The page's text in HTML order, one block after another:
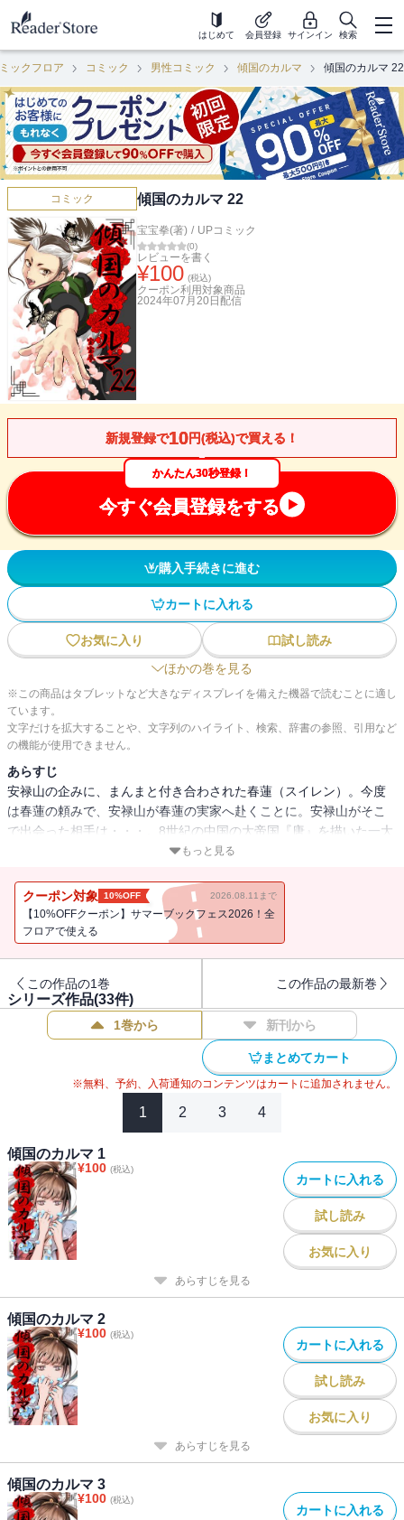
はじめて 会員登録 サインイン 検索
ックフロア コミック 男性コミック 傾国のカルマ 傾国のカルマ 22
コミック 傾国のカルマ 22
宝宝拳(著) / UPコミック
(0)
レビューを書く
¥100 (税込)
クーポン利用対象商品
2024年07月20日 配信
新規登録で10円(税込)で買える！
かんたん30秒登録！
今すぐ会員登録をする
購入手続きに進む
カートに入れる
お気に入り
試し読み
ほかの巻を見る
※この商品はタブレットなど大きなディスプレイを備えた機器で読むことに適し
ています。
文字だけを拡大することや、文字列のハイライト、検索、辞書の参照、引用など
の機能が使用できません。
あらすじ
安禄山の企みに、まんまと付き合わされた春蓮（スイレン）。今度
は春蓮の頼みで、安禄山が春蓮の実家へ赴くことに。安禄山がそこ
で出会った相手は・・・。8世紀の中国の大帝国『唐』を描いた一大
もっと見る
クーポン対象 10%OFF 2026.08.11まで
【10%OFFクーポン】サマーブックフェス2026！全
フロアで使える
この作品の1巻 この作品の最新巻
シリーズ作品(33件)
1巻から 新刊から
まとめてカート
※無料、予約、入荷通知のコンテンツはカートに追加されません。
1 2 3 4
傾国のカルマ 1
¥100 (税込)
カートに入れる
試し読み
お気に入り
あらすじを見る
傾国のカルマ 2
¥100 (税込)
カートに入れる
試し読み
お気に入り
あらすじを見る
傾国のカルマ 3
¥100 (税込)
カートに入れる